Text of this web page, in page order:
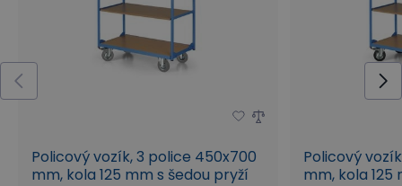
Policový vozík, 3 police 450x700
mm, kola 125 mm s šedou pryží
Policový
mm, kola